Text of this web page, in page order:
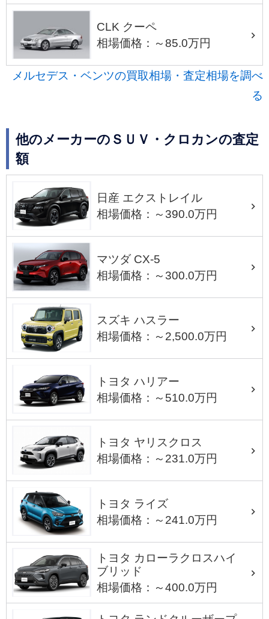
CLK クーペ
相場価格：～85.0万円
メルセデス・ベンツの買取相場・査定相場を調べ
る
他のメーカーのＳＵＶ・クロカンの査定
額
日産 エクストレイル
相場価格：～390.0万円
マツダ CX-5
相場価格：～300.0万円
スズキ ハスラー
相場価格：～2,500.0万円
トヨタ ハリアー
相場価格：～510.0万円
トヨタ ヤリスクロス
相場価格：～231.0万円
トヨタ ライズ
相場価格：～241.0万円
トヨタ カローラクロスハイ
ブリッド
相場価格：～400.0万円